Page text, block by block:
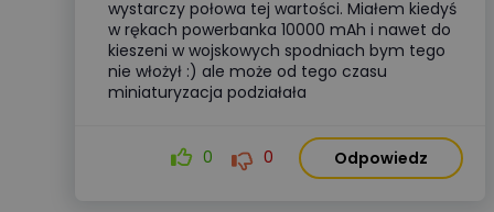
wystarczy połowa tej wartości. Miałem kiedyś
w rękach powerbanka 10000 mAh i nawet do
kieszeni w wojskowych spodniach bym tego
nie włożył :) ale może od tego czasu
miniaturyzacja podziałała
0 0 Odpowiedz